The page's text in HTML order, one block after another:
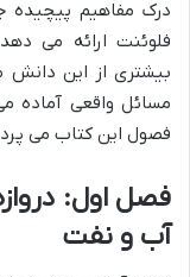
درک مفاهیم پیچیده
فلوئنت ارائه می
بیشتری از این دانش
مسائل واقعی آماده
فصول این کتاب می
فصل اول:
آب و نفت